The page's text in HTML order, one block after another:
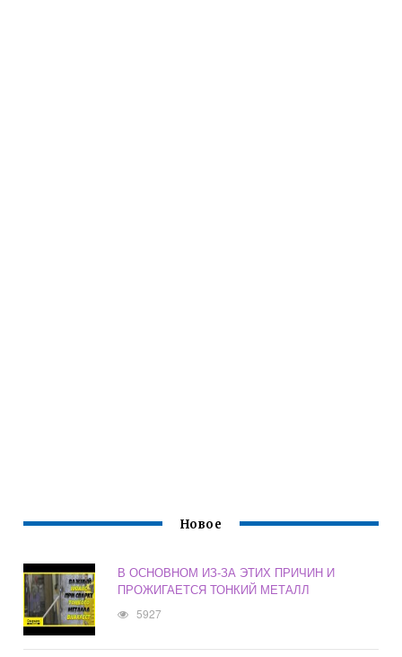
Новое
В ОСНОВНОМ ИЗ-ЗА ЭТИХ ПРИЧИН И
ПРОЖИГАЕТСЯ ТОНКИЙ МЕТАЛЛ
5927